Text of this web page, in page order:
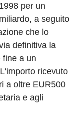
per un
a seguito
che lo
definitiva la
fine a un
ricevuto
a oltre EUR500
e agli